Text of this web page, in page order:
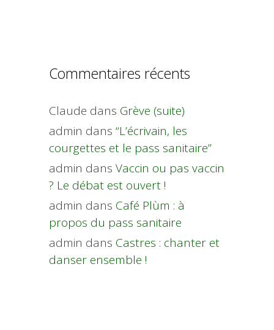
Commentaires récents
Claude dans Grève (suite)
admin dans “L’écrivain, les
courgettes et le pass sanitaire”
admin dans Vaccin ou pas vaccin
? Le débat est ouvert !
admin dans Café Plùm : à
propos du pass sanitaire
admin dans Castres : chanter et
danser ensemble !